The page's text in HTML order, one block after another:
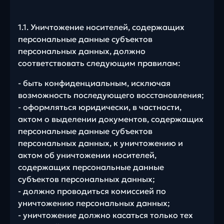
1.1. Уничтожение носителей, содержащих
персональные данные субъектов
персональных данных, должно
соответствовать следующим правилам:
- быть конфиденциальным, исключая
возможность последующего восстановления;
- оформляться юридически, в частности,
актом о выделении документов, содержащих
персональные данные субъектов
персональных данных, к уничтожению и
актом об уничтожении носителей,
содержащих персональные данные
субъектов персональных данных;
- должно проводиться комиссией по
уничтожению персональных данных;
- уничтожение должно касаться только тех